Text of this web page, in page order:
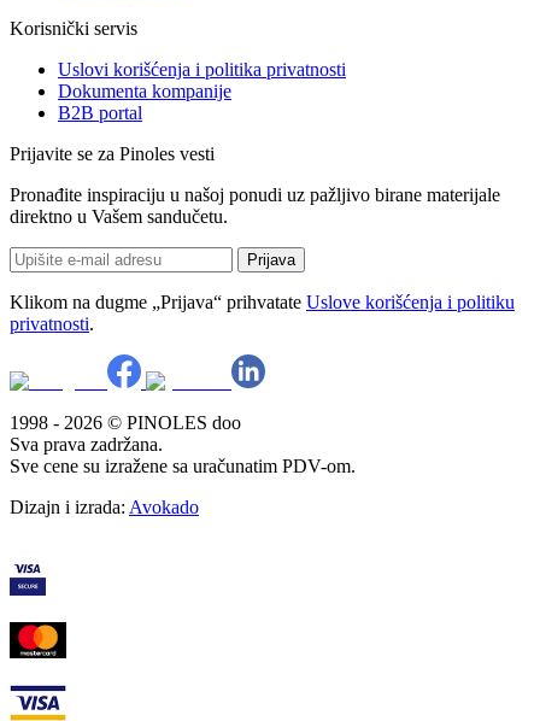
Korisnički servis
Uslovi korišćenja i politika privatnosti
Dokumenta kompanije
B2B portal
Prijavite se za Pinoles vesti
Pronađite inspiraciju u našoj ponudi uz pažljivo birane materijale
direktno u Vašem sandučetu.
Prijava
Klikom na dugme „Prijava“ prihvatate Uslove korišćenja i politiku
privatnosti.
1998 - 2026 © PINOLES doo
Sva prava zadržana.
Sve cene su izražene sa uračunatim PDV-om.
Dizajn i izrada: Avokado